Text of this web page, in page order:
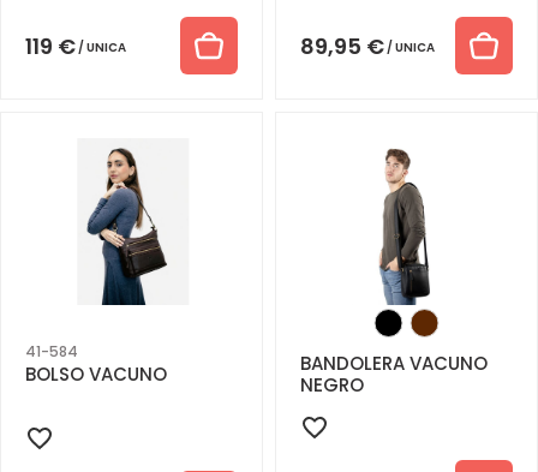
119 € UNICA 89,95 € UNICA
41-584
BOLSO VACUNO
BANDOLERA VACUNO
NEGRO